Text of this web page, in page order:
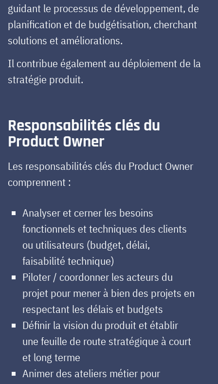
guidant le processus de développement, de
planification et de budgétisation, cherchant
solutions et améliorations.
Il contribue également au déploiement de la
stratégie produit.
Responsabilités clés du
Product Owner
Les responsabilités clés du Product Owner
comprennent :
Analyser et cerner les besoins
fonctionnels et techniques des clients
ou utilisateurs (budget, délai,
faisabilité technique)
Piloter / coordonner les acteurs du
projet pour mener à bien des projets en
respectant les délais et budgets
Définir la vision du produit et établir
une feuille de route stratégique à court
et long terme
Animer des ateliers métier pour